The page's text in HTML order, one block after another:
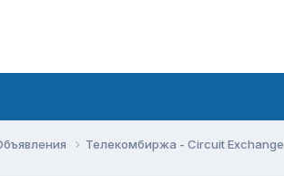
Телекомбиржа - Circuit Exchange